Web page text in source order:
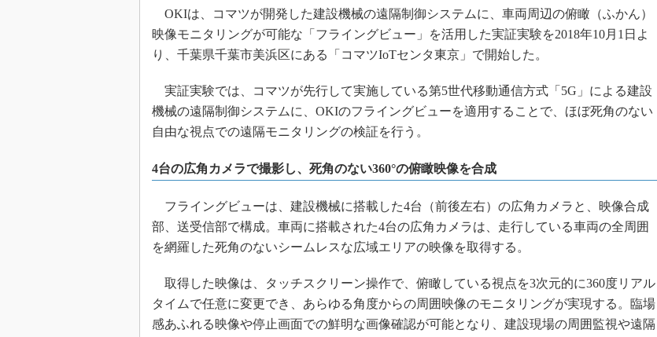
OKIは、コマツが開発した建設機械の遠隔制御システムに、車両周辺の俯瞰（ふかん）
映像モニタリングが可能な「フライングビュー」を活用した実証実験を2018年10月1日よ
り、千葉県千葉市美浜区にある「コマツIoTセンタ東京」で開始した。
実証実験では、コマツが先行して実施している第5世代移動通信方式「5G」による建設
機械の遠隔制御システムに、OKIのフライングビューを適用することで、ほぼ死角のない
自由な視点での遠隔モニタリングの検証を行う。
4台の広角カメラで撮影し、死角のない360°の俯瞰映像を合成
フライングビューは、建設機械に搭載した4台（前後左右）の広角カメラと、映像合成
部、送受信部で構成。車両に搭載された4台の広角カメラは、走行している車両の全周囲
を網羅した死角のないシームレスな広域エリアの映像を取得する。
取得した映像は、タッチスクリーン操作で、俯瞰している視点を3次元的に360度リアル
タイムで任意に変更でき、あらゆる角度からの周囲映像のモニタリングが実現する。臨場
感あふれる映像や停止画面での鮮明な画像確認が可能となり、建設現場の周囲監視や遠隔